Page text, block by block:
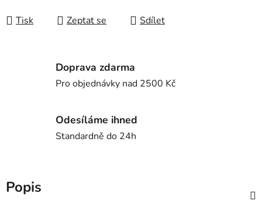
Tisk Zeptat se Sdílet
Doprava zdarma
Pro objednávky nad 2500 Kč
Odesíláme ihned
Standardně do 24h
Popis